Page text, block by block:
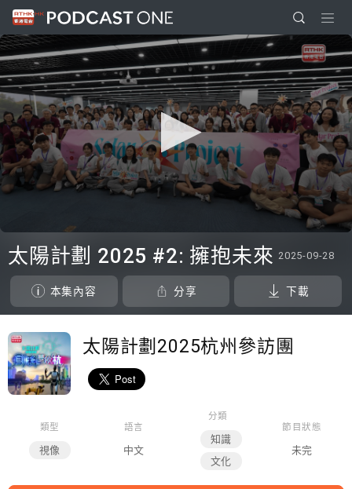
seconds
of
seconds
太陽計劃 2025 #2: 擁抱未來 2025-09-28
本集內容 分享 下載
太陽計劃2025杭州參訪團
類型
視像
語言
中文
分類
知識
文化
節目狀態
未完